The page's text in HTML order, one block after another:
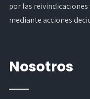
por las
mediante acciones
Nosotros